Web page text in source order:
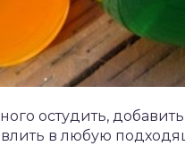
остудить,
в любую